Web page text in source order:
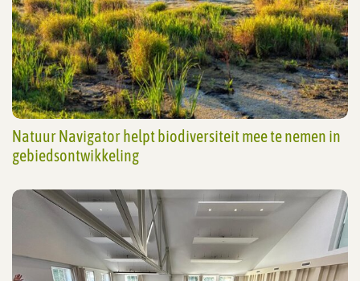
Natuur Navigator helpt biodiversiteit mee te nemen in
gebiedsontwikkeling